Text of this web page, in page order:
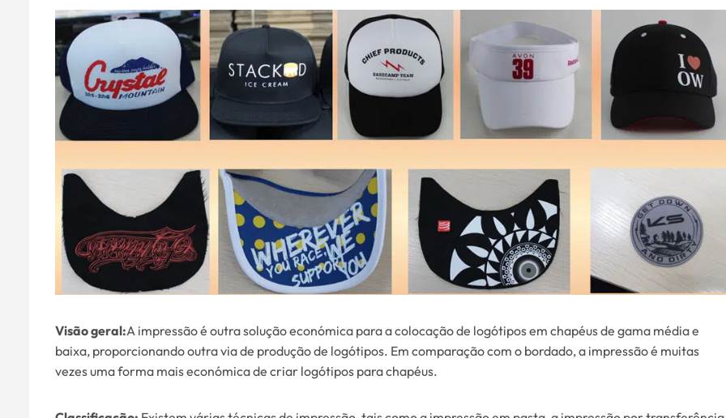
Visão geral:A impressão é outra solução económica para a colocação de logótipos em chapéus de gama média e
baixa, proporcionando outra via de produção de logótipos. Em comparação com o bordado, a impressão é muitas
vezes uma forma mais económica de criar logótipos para chapéus.